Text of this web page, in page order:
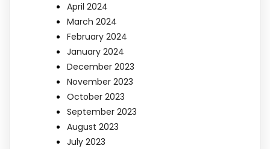
April 2024
March 2024
February 2024
January 2024
December 2023
November 2023
October 2023
September 2023
August 2023
July 2023